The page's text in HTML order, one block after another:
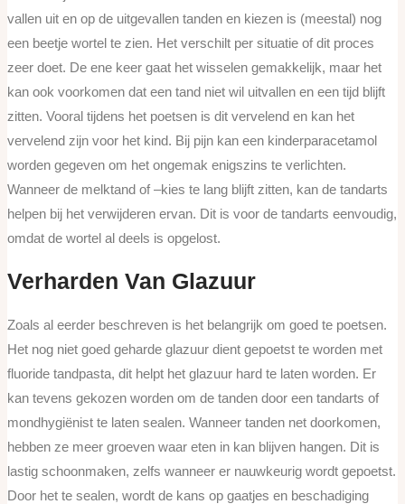
vallen uit en op de uitgevallen tanden en kiezen is (meestal) nog
een beetje wortel te zien. Het verschilt per situatie of dit proces
zeer doet. De ene keer gaat het wisselen gemakkelijk, maar het
kan ook voorkomen dat een tand niet wil uitvallen en een tijd blijft
zitten. Vooral tijdens het poetsen is dit vervelend en kan het
vervelend zijn voor het kind. Bij pijn kan een kinderparacetamol
worden gegeven om het ongemak enigszins te verlichten.
Wanneer de melktand of –kies te lang blijft zitten, kan de tandarts
helpen bij het verwijderen ervan. Dit is voor de tandarts eenvoudig,
omdat de wortel al deels is opgelost.
Verharden Van Glazuur
Zoals al eerder beschreven is het belangrijk om goed te poetsen.
Het nog niet goed geharde glazuur dient gepoetst te worden met
fluoride tandpasta, dit helpt het glazuur hard te laten worden. Er
kan tevens gekozen worden om de tanden door een tandarts of
mondhygiënist te laten sealen. Wanneer tanden net doorkomen,
hebben ze meer groeven waar eten in kan blijven hangen. Dit is
lastig schoonmaken, zelfs wanneer er nauwkeurig wordt gepoetst.
Door het te sealen, wordt de kans op gaatjes en beschadiging